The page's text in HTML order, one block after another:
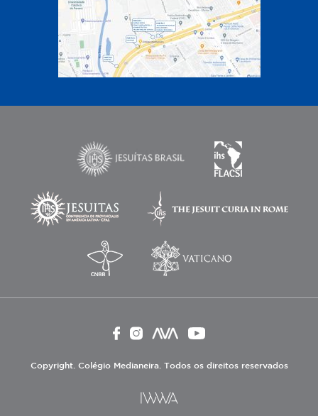
Copyright. Colégio Medianeira. Todos os direitos reservados